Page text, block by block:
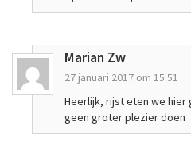
Marian Zw
27 januari 2017 om 15:51
Heerlijk, rijst eten we hier
geen groter plezier doen